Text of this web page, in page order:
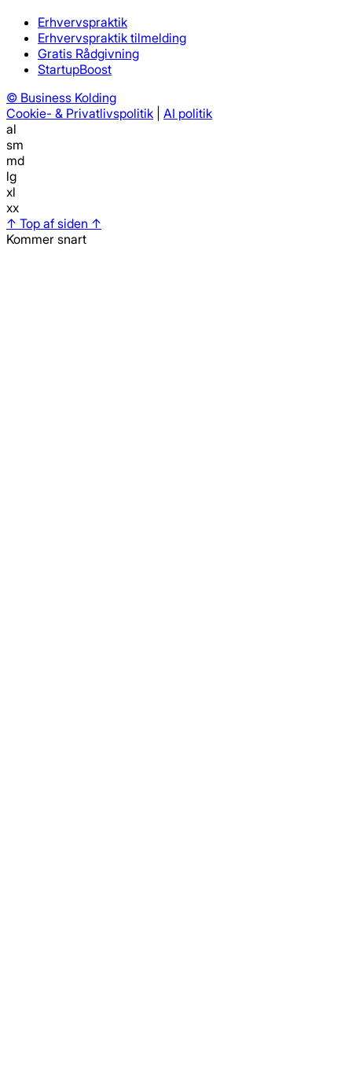
Erhvervspraktik
Erhvervspraktik tilmelding
Gratis Rådgivning
StartupBoost
© Business Kolding
Cookie- & Privatlivspolitik
AI politik
al
sm
md
lg
xl
xx
↑ Top af siden ↑
Kommer snart